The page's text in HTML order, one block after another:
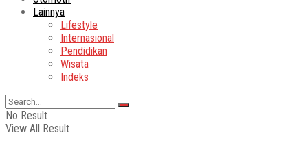
Lainnya
Lifestyle
Internasional
Pendidikan
Wisata
Indeks
No Result
View All Result